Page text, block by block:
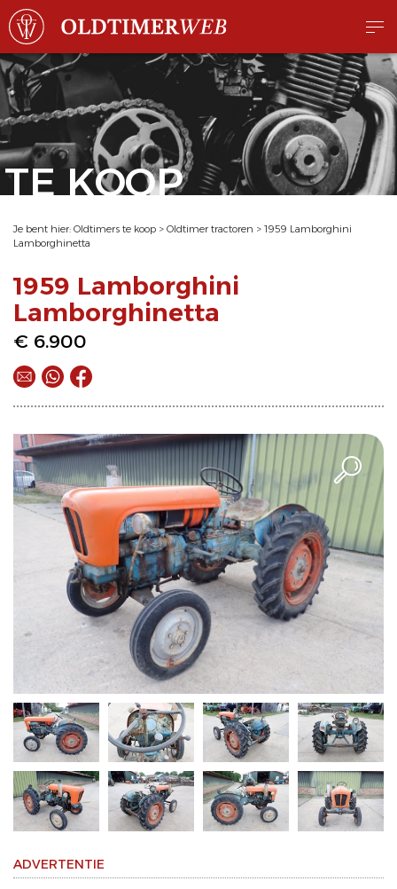
TE KOOP
Je bent hier: Oldtimers te koop > Oldtimer tractoren > 1959 Lamborghini
Lamborghinetta
1959 Lamborghini
Lamborghinetta
€ 6.900
ADVERTENTIE